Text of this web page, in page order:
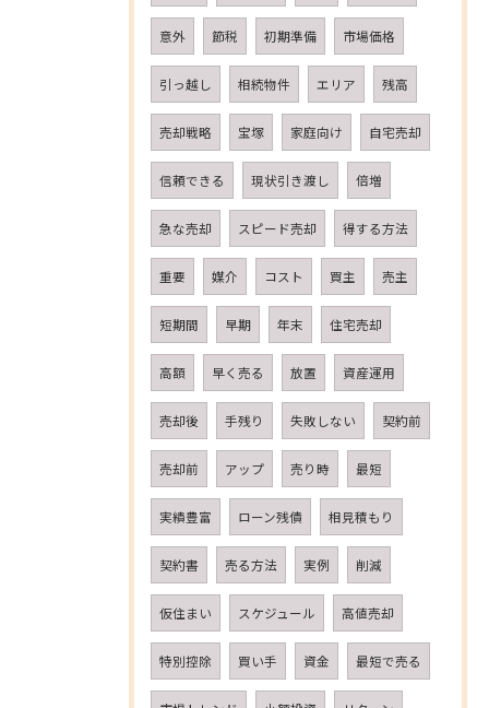
意外 節税 初期準備 市場価格
引っ越し 相続物件 エリア 残高
売却戦略 宝塚 家庭向け 自宅売却
信頼できる 現状引き渡し 倍増
急な売却 スピード売却 得する方法
重要 媒介 コスト 買主 売主
短期間 早期 年末 住宅売却
高額 早く売る 放置 資産運用
売却後 手残り 失敗しない 契約前
売却前 アップ 売り時 最短
実績豊富 ローン残債 相見積もり
契約書 売る方法 実例 削減
仮住まい スケジュール 高値売却
特別控除 買い手 資金 最短で売る